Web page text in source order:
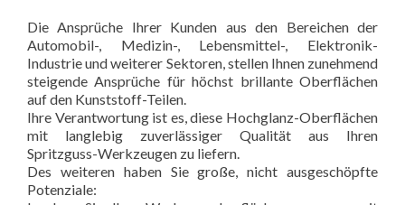
Die Ansprüche Ihrer Kunden aus den Bereichen der
Automobil-, Medizin-, Lebensmittel-, Elektronik-
Industrie und weiterer Sektoren, stellen Ihnen zunehmend
steigende Ansprüche für höchst brillante Oberflächen
auf den Kunststoff-Teilen.
Ihre Verantwortung ist es, diese Hochglanz-Oberflächen
mit langlebig zuverlässiger Qualität aus Ihren
Spritzguss-Werkzeugen zu liefern.
Des weiteren haben Sie große, nicht ausgeschöpfte
Potenziale: